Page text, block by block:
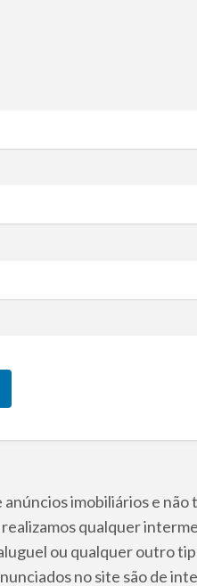
anúncios imobiliários e
qualquer
ou qualquer outro
no site são de